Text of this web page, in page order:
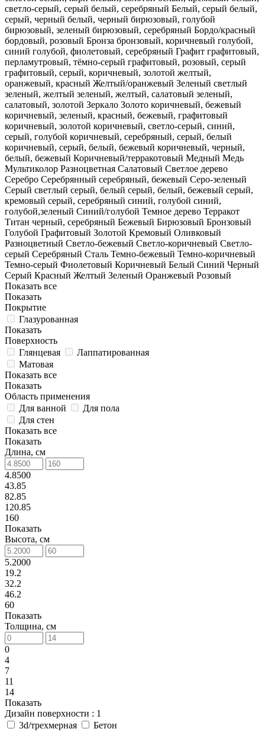
светло-серый, серый белый, серебряный Белый, серый белый,
серый, черный белый, черный бирюзовый, голубой
бирюзовый, зеленый бирюзовый, серебряный Бордо/красный
бордовый, розовый Бронза бронзовый, коричневый голубой,
синий голубой, фиолетовый, серебряный Графит графитовый,
перламутровый, тёмно-серый графитовый, розовый, серый
графитовый, серый, коричневый, золотой желтый,
оранжевый, красный Желтый/оранжевый Зеленый светлый
зеленый, желтый зеленый, желтый, салатовый зеленый,
салатовый, золотой Зеркало Золото коричневый, бежевый
коричневый, зеленый, красный, бежевый, графитовый
коричневый, золотой коричневый, светло-серый, синий,
серый, голубой коричневый, серебряный, серый, белый
коричневый, серый, белый, бежевый коричневый, черный,
белый, бежевый Коричневый/терракотовый Медный Медь
Мультиколор Разноцветная Салатовый Светлое дерево
Серебро Серебрянный серебряный, бежевый Серо-зеленый
Серый светлый серый, белый серый, белый, бежевый серый,
кремовый серый, серебряный синий, голубой синий,
голубой,зеленый Синий/голубой Темное дерево Терракот
Титан черный, серебряный Бежевый Бирюзовый Бронзовый
Голубой Графитовый Золотой Кремовый Оливковый
Разноцветный Светло-бежевый Светло-коричневый Светло-
серый Серебряный Сталь Темно-бежевый Темно-коричневый
Темно-серый Фиолетовый Коричневый Белый Синий Черный
Серый Красный Желтый Зеленый Оранжевый Розовый
Показать все
Показать
Покрытие
Глазурованная
Показать
Поверхность
Глянцевая
Лаппатированная
Матовая
Показать все
Показать
Область применения
Для ванной
Для пола
Для стен
Показать все
Показать
Длина, см
4.8500
43.85
82.85
120.85
160
Показать
Высота, см
5.2000
19.2
32.2
46.2
60
Показать
Толщина, см
0
4
7
11
14
Показать
Дизайн поверхности : 1
3d/трехмерная
Бетон